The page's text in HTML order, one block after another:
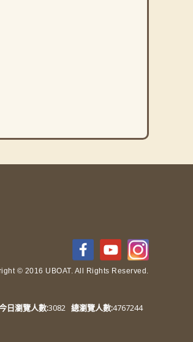
© 2016 UBOAT. All Rights Reserved.
日瀏覽人數:3082 總瀏覽人數:4767244